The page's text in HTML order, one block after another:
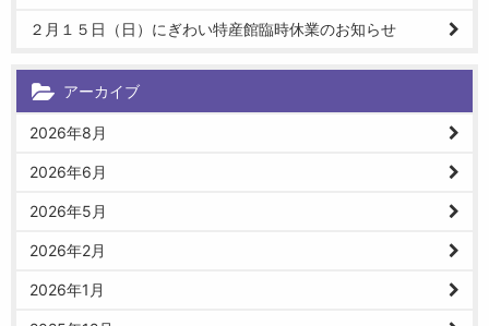
２月１５日（日）にぎわい特産館臨時休業のお知らせ
アーカイブ
2026年8月
2026年6月
2026年5月
2026年2月
2026年1月